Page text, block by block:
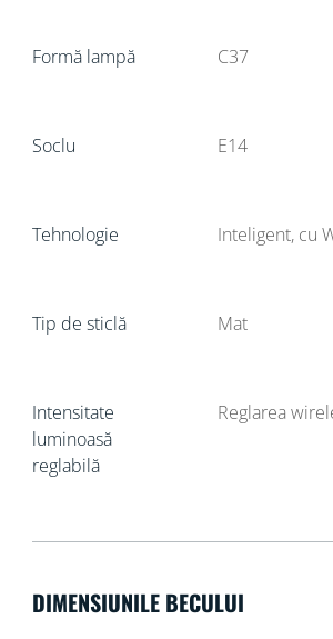
Formă lampă C37
Soclu E14
Tehnologie Inteligent, cu
Tip de sticlă Mat
Intensitate
luminoasă
reglabilă
Reglarea
DIMENSIUNILE BECULUI